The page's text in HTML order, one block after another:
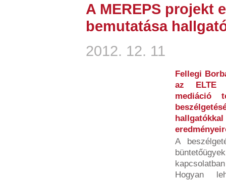
A MEREPS projekt
bemutatása
2012. 12. 11
Fellegi
az ELTE
mediáció
A
Hogyan